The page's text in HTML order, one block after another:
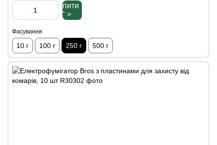
Купити
" >
Фасування
10 г 100 г 250 г 500 г